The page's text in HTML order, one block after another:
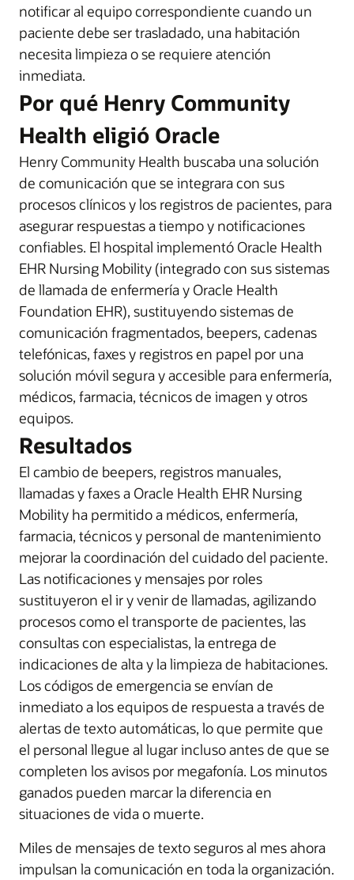
notificar al equipo correspondiente cuando un
paciente debe ser trasladado, una habitación
necesita limpieza o se requiere atención
inmediata.
Por qué Henry Community
Health eligió Oracle
Henry Community Health buscaba una solución
de comunicación que se integrara con sus
procesos clínicos y los registros de pacientes, para
asegurar respuestas a tiempo y notificaciones
confiables. El hospital implementó Oracle Health
EHR Nursing Mobility (integrado con sus sistemas
de llamada de enfermería y Oracle Health
Foundation EHR), sustituyendo sistemas de
comunicación fragmentados, beepers, cadenas
telefónicas, faxes y registros en papel por una
solución móvil segura y accesible para enfermería,
médicos, farmacia, técnicos de imagen y otros
equipos.
Resultados
El cambio de beepers, registros manuales,
llamadas y faxes a Oracle Health EHR Nursing
Mobility ha permitido a médicos, enfermería,
farmacia, técnicos y personal de mantenimiento
mejorar la coordinación del cuidado del paciente.
Las notificaciones y mensajes por roles
sustituyeron el ir y venir de llamadas, agilizando
procesos como el transporte de pacientes, las
consultas con especialistas, la entrega de
indicaciones de alta y la limpieza de habitaciones.
Los códigos de emergencia se envían de
inmediato a los equipos de respuesta a través de
alertas de texto automáticas, lo que permite que
el personal llegue al lugar incluso antes de que se
completen los avisos por megafonía. Los minutos
ganados pueden marcar la diferencia en
situaciones de vida o muerte.
Miles de mensajes de texto seguros al mes ahora
impulsan la comunicación en toda la organización.